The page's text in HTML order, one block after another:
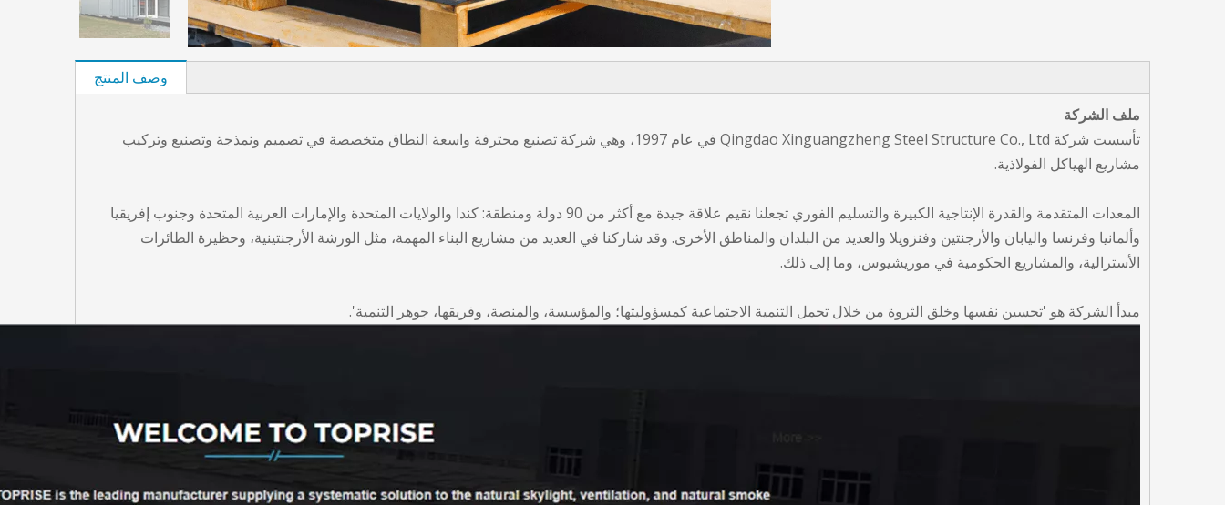
وصف المنتج
ملف الشركة
تأسست شركة Qingdao Xinguangzheng Steel Structure Co., Ltd في عام 1997، وهي شركة تصنيع محترفة واسعة النطاق متخصصة في تصميم ونمذجة وتصنيع وتركيب
مشاريع الهياكل الفولاذية.
المعدات المتقدمة والقدرة الإنتاجية الكبيرة والتسليم الفوري تجعلنا نقيم علاقة جيدة مع أكثر من 90 دولة ومنطقة: كندا والولايات المتحدة والإمارات العربية المتحدة وجنوب إفريقيا
وألمانيا وفرنسا واليابان والأرجنتين وفنزويلا والعديد من البلدان والمناطق الأخرى. وقد شاركنا في العديد من مشاريع البناء المهمة، مثل الورشة الأرجنتينية، وحظيرة الطائرات
الأسترالية، والمشاريع الحكومية في موريشيوس، وما إلى ذلك.
مبدأ الشركة هو 'تحسين نفسها وخلق الثروة من خلال تحمل التنمية الاجتماعية كمسؤوليتها؛ والمؤسسة، والمنصة، وفريقها، جوهر التنمية'.